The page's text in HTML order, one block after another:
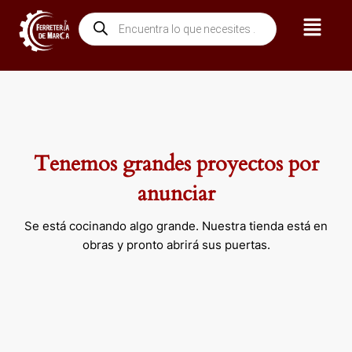
contenido
Búsqueda
de
productos
Menú
Tenemos grandes proyectos por
anunciar
Se está cocinando algo grande. Nuestra tienda está en
obras y pronto abrirá sus puertas.